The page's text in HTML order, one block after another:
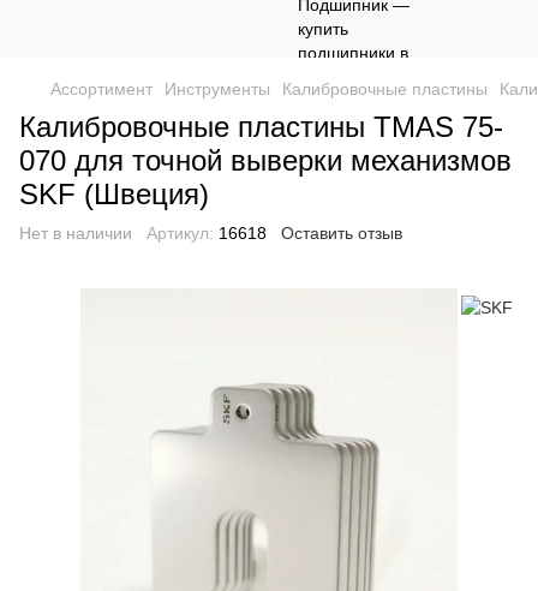
Ассортимент Инструменты Калибровочные пластины
Калибровочные пластины TMAS 75-
070 для точной выверки механизмов
SKF (Швеция)
Нет в наличии Артикул: 16618 Оставить отзыв